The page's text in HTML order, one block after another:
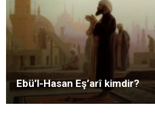
Ebü’l-Hasan Eş’arî kimdir?